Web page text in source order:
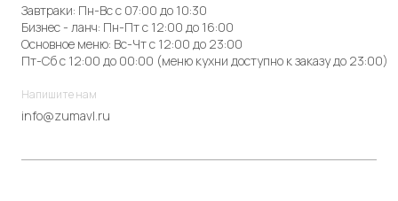
Завтраки: Пн-Вс с 07:00 до 10:30
Бизнес - ланч: Пн-Пт с 12:00 до 16:00
Основное меню: Вс-Чт с 12:00 до 23:00
Пт-Сб с 12:00 до 00:00 (меню кухни доступно к заказу до 23:00)
Напишите нам
info@zumavl.ru